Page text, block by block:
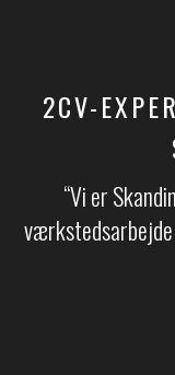
2CV-
“Vi er